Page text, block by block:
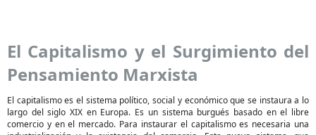
El Capitalismo y el Surgimiento del
Pensamiento Marxista
El capitalismo es el sistema político, social y económico que se instaura a lo
largo del siglo XIX en Europa. Es un sistema burgués basado en el libre
comercio y en el mercado. Para instaurar el capitalismo es necesaria una